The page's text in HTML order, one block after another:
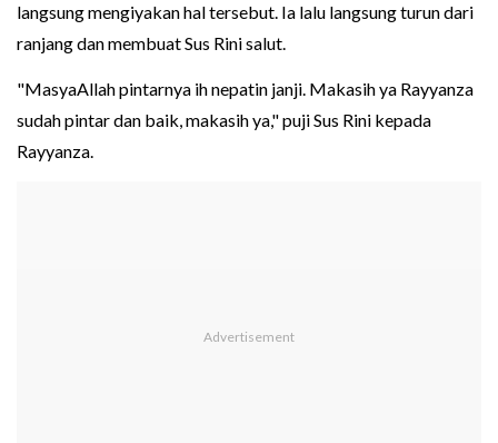
langsung mengiyakan hal tersebut. Ia lalu langsung turun dari
ranjang dan membuat Sus Rini salut.
"MasyaAllah pintarnya ih nepatin janji. Makasih ya Rayyanza
sudah pintar dan baik, makasih ya," puji Sus Rini kepada
Rayyanza.